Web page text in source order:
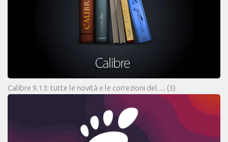
Calibre 9.13: tutte le novità e le correzioni del… (3)